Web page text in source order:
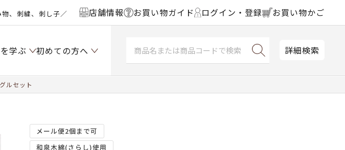
、刺繍、刺し子／ 店舗情報 お買い物ガイド ログイン・登録 お買い物かご
学ぶ 初めての方へ 詳細検索
ルセット
メール便2個まで可
和泉木綿(さらし)使用